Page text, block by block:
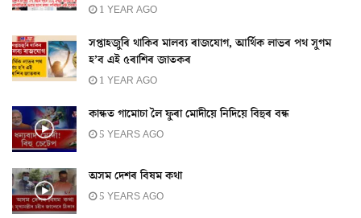
1 YEAR AGO
সপ্তাহজুৰি থাকিব মালব্য ৰাজযোগ, আৰ্থিক লাভৰ পথ সুগম
হ’ব এই ৫ৰাশিৰ জাতকৰ
1 YEAR AGO
কান্ধত গামোচা লৈ ফুৰা মোদীয়ে নিদিয়ে বিহুৰ বন্ধ
5 YEARS AGO
অসম দেশৰ বিষম কথা
5 YEARS AGO